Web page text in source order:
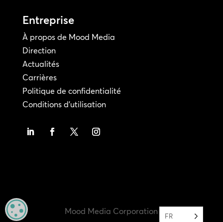
Entreprise
À propos de Mood Media
Direction
Actualités
Carrières
Politique de confidentialité
Conditions d'utilisation
Mood Media Corporation
FR
MANAGE PRIVACY